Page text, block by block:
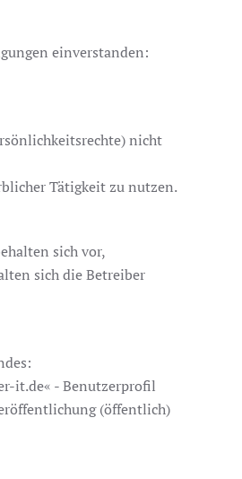
einverstanden:
nicht
Tätigkeit zu nutzen.
sich vor,
sich die Betreiber
it.de« - Benutzerprofil
(öffentlich)